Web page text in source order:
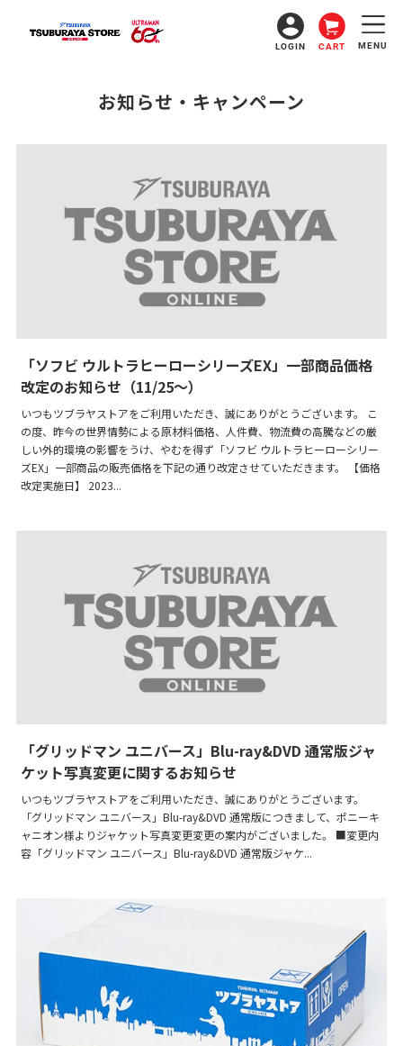
LOGIN CART MENU
お知らせ・キャンペーン
「ソフビ ウルトラヒーローシリーズEX」一部商品価格
改定のお知らせ（11/25～）
いつもツブラヤストアをご利用いただき、誠にありがとうございます。 こ
の度、昨今の世界情勢による原材料価格、人件費、物流費の高騰などの厳
しい外的環境の影響をうけ、やむを得ず「ソフビ ウルトラヒーローシリー
ズEX」一部商品の販売価格を下記の通り改定させていただきます。 【価格
改定実施日】 2023...
「グリッドマン ユニバース」Blu-ray&DVD 通常版ジャ
ケット写真変更に関するお知らせ
いつもツブラヤストアをご利用いただき、誠にありがとうございます。
「グリッドマン ユニバース」Blu-ray&DVD 通常版につきまして、ポニーキ
ャニオン様よりジャケット写真変更変更の案内がございました。 ■変更内
容「グリッドマン ユニバース」Blu-ray&DVD 通常版ジャケ...